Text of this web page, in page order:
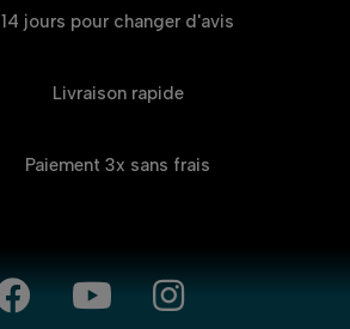
14 jours pour changer d'avis
Livraison rapide
Paiement 3x sans frais